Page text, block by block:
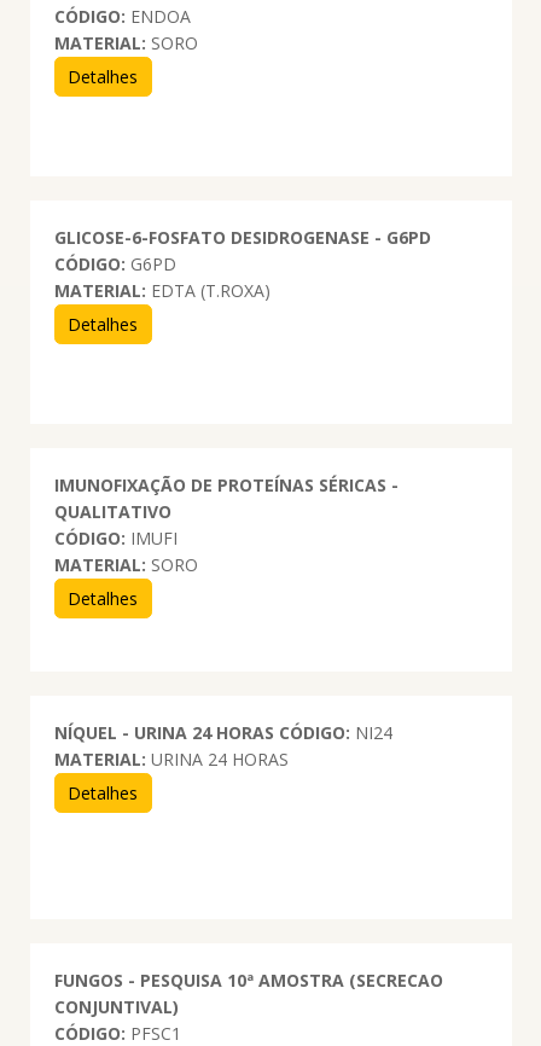
CÓDIGO: ENDOA
MATERIAL: SORO
Detalhes
GLICOSE-6-FOSFATO DESIDROGENASE - G6PD
CÓDIGO: G6PD
MATERIAL: EDTA (T.ROXA)
Detalhes
IMUNOFIXAÇÃO DE PROTEÍNAS SÉRICAS -
QUALITATIVO
CÓDIGO: IMUFI
MATERIAL: SORO
Detalhes
NÍQUEL - URINA 24 HORAS CÓDIGO: NI24
MATERIAL: URINA 24 HORAS
Detalhes
FUNGOS - PESQUISA 10ª AMOSTRA (SECRECAO
CONJUNTIVAL)
CÓDIGO: PFSC1